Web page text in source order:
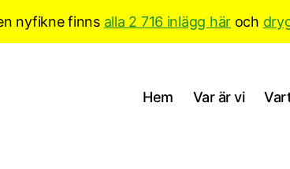
nyfikne finns alla 2 716 inlägg här och
Hem Var är vi